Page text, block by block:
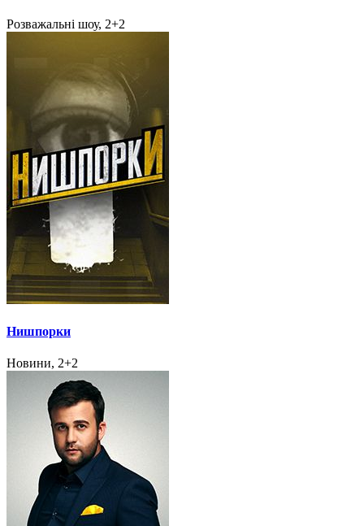
Розважальні шоу, 2+2
Нишпорки
Новини, 2+2